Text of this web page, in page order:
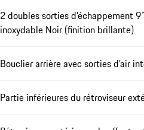
2 doubles sorties d'échappement
inoxydable Noir (finition brillante)
Bouclier arrière avec sorties d’air
Partie inférieures du rétroviseur